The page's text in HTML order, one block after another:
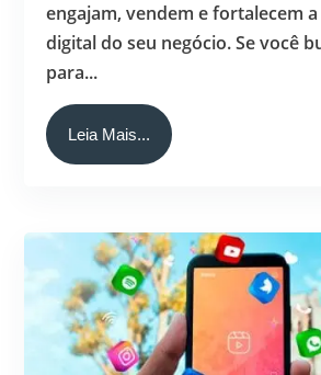
engajam, vendem e fortalecem
digital do seu negócio. Se você
para...
Leia Mais...